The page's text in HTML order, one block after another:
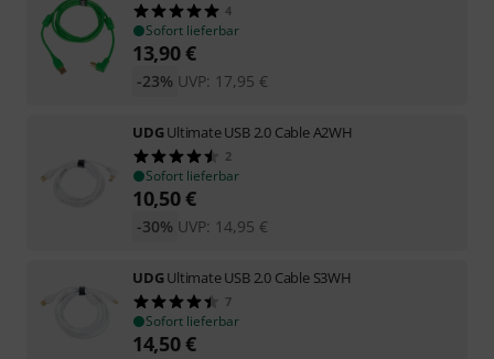
4
Sofort lieferbar
13,90€
UVP: 17,95 €
-23%
UDGUltimate USB 2.0 Cable A2WH
2
Sofort lieferbar
10,50€
UVP: 14,95 €
-30%
UDGUltimate USB 2.0 Cable S3WH
7
Sofort lieferbar
14,50€